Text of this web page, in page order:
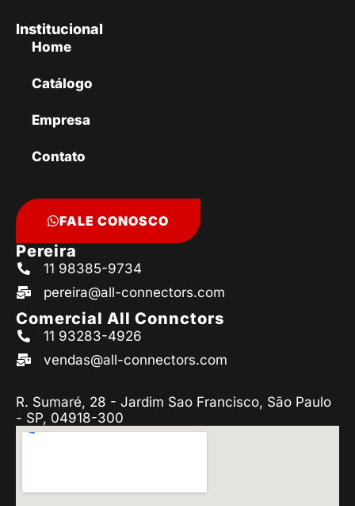
Institucional
Home
Catálogo
Empresa
Contato
FALE CONOSCO
Pereira
11 98385-9734
pereira@all-connectors.com
Comercial All Connctors
11 93283-4926
vendas@all-connectors.com
R. Sumaré, 28 - Jardim Sao Francisco, São Paulo
- SP, 04918-300